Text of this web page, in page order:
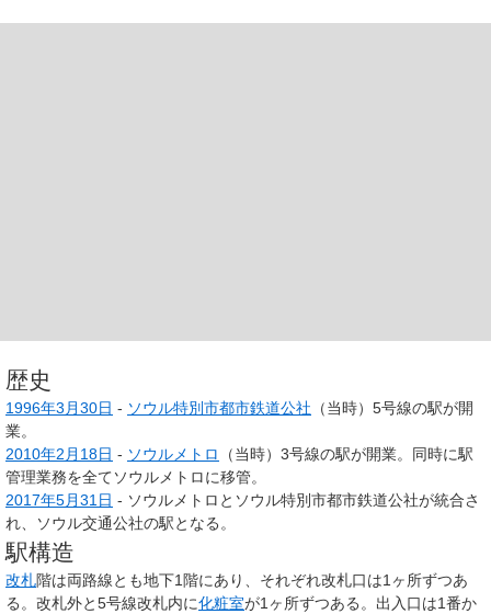
歴史
1996年3月30日 - ソウル特別市都市鉄道公社 （当時）5号線の駅が開
業。
2010年2月18日 - ソウルメトロ
（当時）3号線の駅が開業。同時に駅
管理業務を全てソウルメトロに移管。
2017年5月31日 - ソウルメトロとソウル特別市都市鉄道公社が統合さ
れ、ソウル交通公社の駅となる。
駅構造
改札階は両路線とも地下1階にあり、それぞれ改札口は1ヶ所ずつあ
る。改札外と5号線改札内に化粧室が1ヶ所ずつある。出入口は1番か